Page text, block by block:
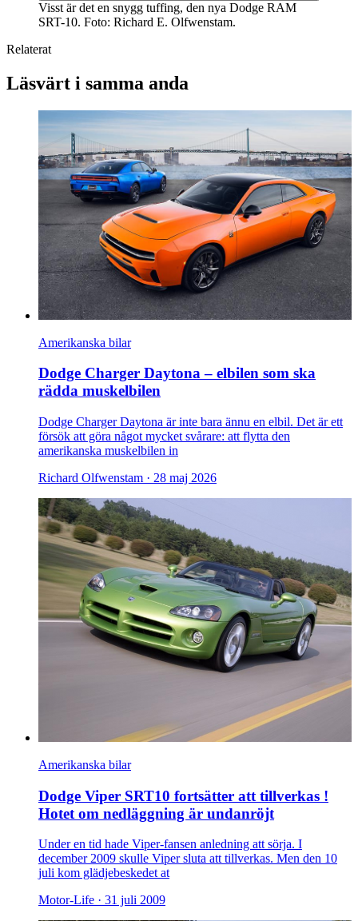
Visst är det en snygg tuffing, den nya Dodge RAM
SRT-10. Foto: Richard E. Olfwenstam.
Relaterat
Läsvärt i samma anda
Amerikanska bilar
Dodge Charger Daytona – elbilen som ska
rädda muskelbilen
Dodge Charger Daytona är inte bara ännu en elbil. Det är ett
försök att göra något mycket svårare: att flytta den
amerikanska muskelbilen in
Richard Olfwenstam · 28 maj 2026
Amerikanska bilar
Dodge Viper SRT10 fortsätter att tillverkas !
Hotet om nedläggning är undanröjt
Under en tid hade Viper-fansen anledning att sörja. I
december 2009 skulle Viper sluta att tillverkas. Men den 10
juli kom glädjebeskedet at
Motor-Life · 31 juli 2009